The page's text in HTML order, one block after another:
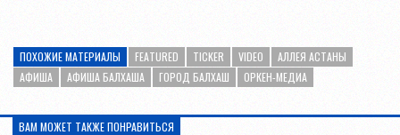
ПОХОЖИЕ МАТЕРИАЛЫ FEATURED TICKER VIDEO
АЛЛЕЯ АСТАНЫ
АФИША
АФИША БАЛХАША ГОРОД БАЛХАШ ОРКЕН-МЕДИА
ВАМ МОЖЕТ ТАКЖЕ ПОНРАВИТЬСЯ